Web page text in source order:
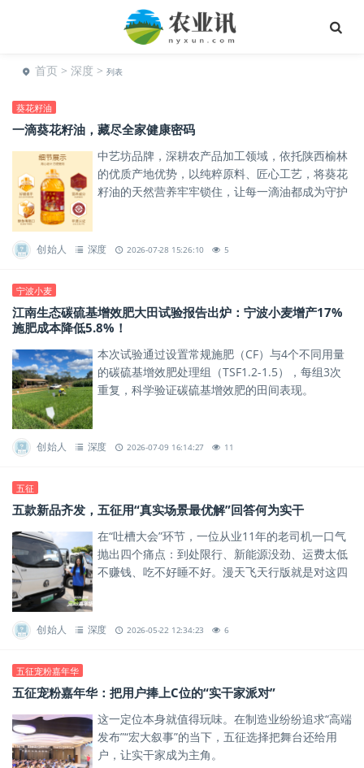
首页 > 深度 > 列表
葵花籽油
一滴葵花籽油，藏尽全家健康密码
中艺坊品牌，深耕农产品加工领域，依托陕西榆林
的优质产地优势，以纯粹原料、匠心工艺，将葵花
籽油的天然营养牢牢锁住，让每一滴油都成为守护
创始人 深度 2026-07-28 15:26:10 5
宁波小麦
江南生态碳硫基增效肥大田试验报告出炉：宁波小麦增产17%
施肥成本降低5.8%！
本次试验通过设置常规施肥（CF）与4个不同用量
的碳硫基增效肥处理组（TSF1.2-1.5），每组3次
重复，科学验证碳硫基增效肥的田间表现。
创始人 深度 2026-07-09 16:14:27 11
五征
五款新品齐发，五征用“真实场景最优解”回答何为实干
在“吐槽大会”环节，一位从业11年的老司机一口气
抛出四个痛点：到处限行、新能源没劲、运费太低
不赚钱、吃不好睡不好。漫天飞天行版就是对这四
创始人 深度 2026-05-22 12:34:23 6
五征宠粉嘉年华
五征宠粉嘉年华：把用户捧上C位的“实干家派对”
这一定位本身就值得玩味。在制造业纷纷追求“高端
发布”“宏大叙事”的当下，五征选择把舞台还给用
户，让实干家成为主角。